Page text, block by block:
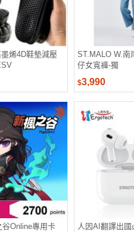
墨烯4D鞋墊減壓
ST.MALO W.南
仔女寬褲-獨
$3,990
Online專用卡
人因AI翻譯出